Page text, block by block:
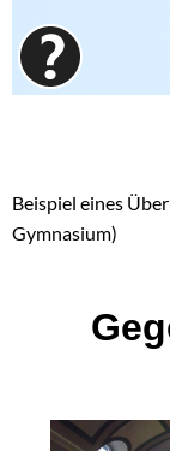
Beispiel eines
Gymnasium)